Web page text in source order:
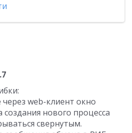
web-клиент окно
нового процесса
свернутым.